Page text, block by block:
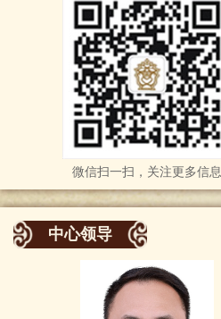
微信扫一扫，关注更多信息
中心领导